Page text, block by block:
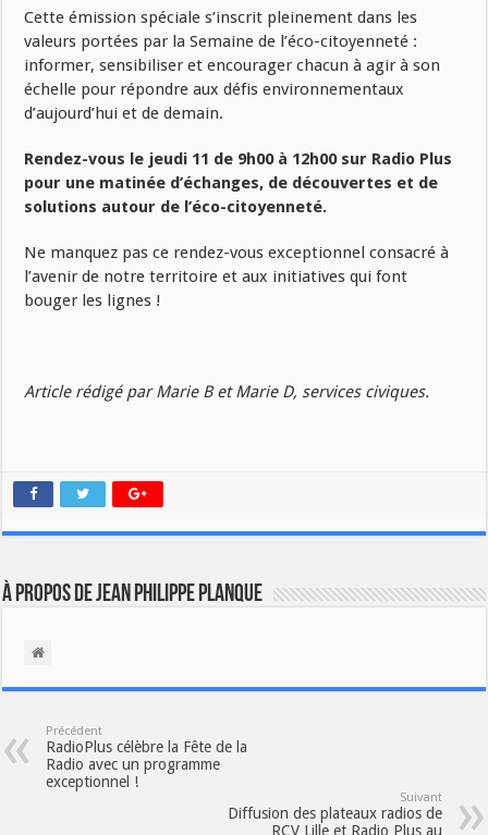
Cette émission spéciale s’inscrit pleinement dans les
valeurs portées par la Semaine de l’éco-citoyenneté :
informer, sensibiliser et encourager chacun à agir à son
échelle pour répondre aux défis environnementaux
d’aujourd’hui et de demain.
Rendez-vous le jeudi 11 de 9h00 à 12h00 sur Radio Plus
pour une matinée d’échanges, de découvertes et de
solutions autour de l’éco-citoyenneté.
Ne manquez pas ce rendez-vous exceptionnel consacré à
l’avenir de notre territoire et aux initiatives qui font
bouger les lignes !
Article rédigé par Marie B et Marie D, services civiques.
À propos de Jean Philippe Planque
Précédent
RadioPlus célèbre la Fête de la
Radio avec un programme
exceptionnel !
Suivant
Diffusion des plateaux radios de
RCV Lille et Radio Plus au